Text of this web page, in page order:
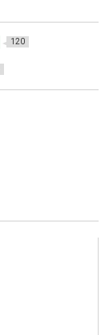
120